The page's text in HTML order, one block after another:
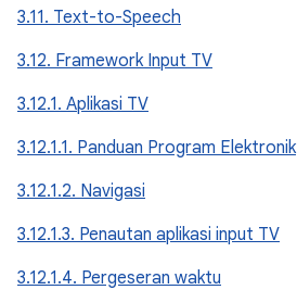
3.11. Text-to-Speech
3.12. Framework Input TV
3.12.1. Aplikasi TV
3.12.1.1. Panduan Program Elektronik
3.12.1.2. Navigasi
3.12.1.3. Penautan aplikasi input TV
3.12.1.4. Pergeseran waktu